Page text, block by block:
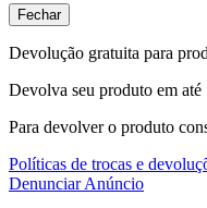
Fechar
Devolução gratuita para
Devolva seu produto em até
Para devolver o produto
Políticas de trocas e
Denunciar Anúncio